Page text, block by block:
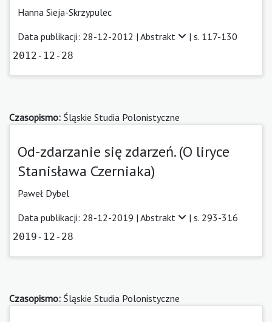
Hanna Sieja-Skrzypulec
Data publikacji: 28-12-2012 | Abstrakt | s. 117-130
2012-12-28
Czasopismo: Śląskie Studia Polonistyczne
Od-zdarzanie się zdarzeń. (O liryce
Stanisława Czerniaka)
Paweł Dybel
Data publikacji: 28-12-2019 | Abstrakt | s. 293-316
2019-12-28
Czasopismo: Śląskie Studia Polonistyczne